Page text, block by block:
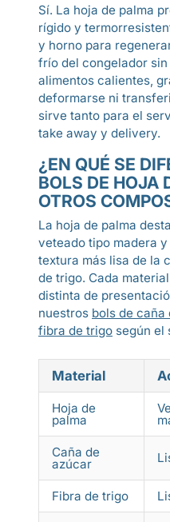
Sí. La hoja de palma
rígido y
y horno para
frío del congelador
alimentos calientes,
deformarse ni
sirve tanto para el
take away y delivery.
¿EN QUÉ SE
BOLS DE HOJA
OTROS
La hoja de palma
veteado tipo madera
textura más lisa de la
de trigo. Cada
distinta de
nuestros bols de caña
fibra de trigo según el
Material
Hoja de
palma
Caña de
azúcar
Fibra de trigo